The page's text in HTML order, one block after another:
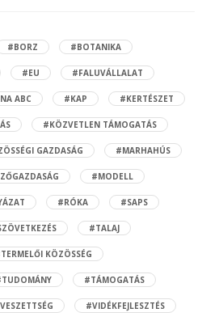
#BORZ #BOTANIKA
#EU #FALUVÁLLALAT
ABC #KAP #KERTÉSZET
#KÖZVETLEN TÁMOGATÁS
GAZDASÁG #MARHAHÚS
#MODELL
#RÓKA #SAPS
#TALAJ
KÖZÖSSÉG
#TÁMOGATÁS
#VIDÉKFEJLESZTÉS